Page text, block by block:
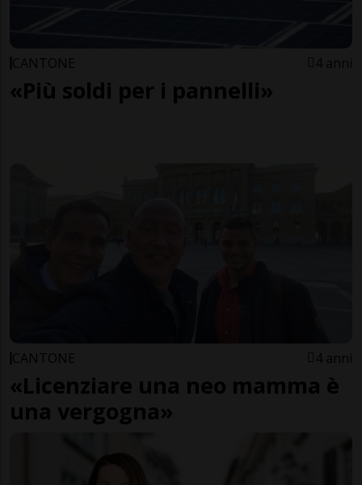
CANTONE 4 anni
«Più soldi per i pannelli»
CANTONE 4 anni
«Licenziare una neo mamma è
una vergogna»